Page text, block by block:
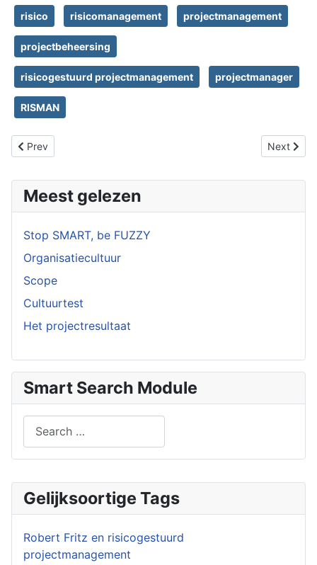
Gelijksoortige Tags
Robert Fritz en risicogestuurd
projectmanagement
risico risicomanagement projectmanagement
projectbeheersing
risicogestuurd projectmanagement projectmanager
RISMAN
Previous article: Boekbespreking "Pre-suasion"
Prev Next
Next
Meest gelezen
Stop SMART, be FUZZY
Organisatiecultuur
Scope
Cultuurtest
Het projectresultaat
Smart Search Module